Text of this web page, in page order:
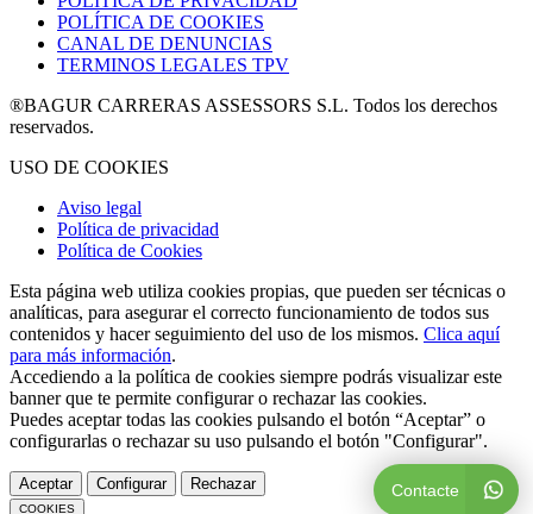
POLÍTICA DE COOKIES
CANAL DE DENUNCIAS
TERMINOS LEGALES TPV
®BAGUR CARRERAS ASSESSORS S.L. Todos los derechos
reservados.
USO DE COOKIES
Aviso legal
Política de privacidad
Política de Cookies
Esta página web utiliza cookies propias, que pueden ser técnicas o
analíticas, para asegurar el correcto funcionamiento de todos sus
contenidos y hacer seguimiento del uso de los mismos. Clica aquí
para más información.
Accediendo a la política de cookies siempre podrás visualizar este
banner que te permite configurar o rechazar las cookies.
Puedes aceptar todas las cookies pulsando el botón “Aceptar” o
configurarlas o rechazar su uso pulsando el botón "Configurar".
Aceptar Configurar Rechazar
COOKIES
Contacte